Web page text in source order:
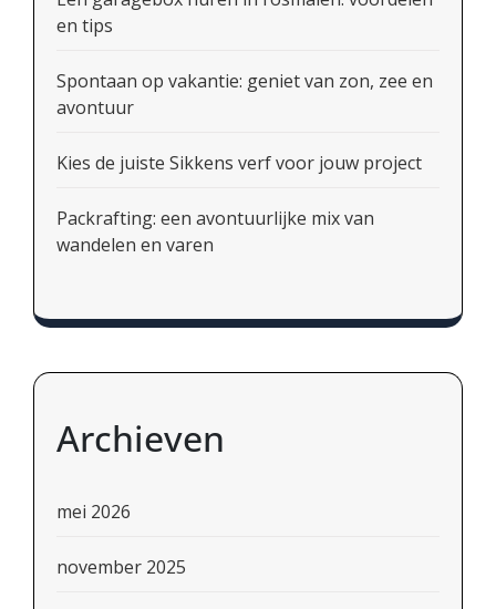
en tips
Spontaan op vakantie: geniet van zon, zee en
avontuur
Kies de juiste Sikkens verf voor jouw project
Packrafting: een avontuurlijke mix van
wandelen en varen
Archieven
mei 2026
november 2025